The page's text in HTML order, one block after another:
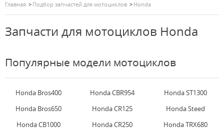
Главная Подбор запчастей для мотоциклов Honda
Запчасти для мотоциклов Honda
Популярные модели мотоциклов
Honda Bros400
Honda Bros650
Honda CB1000
Honda CBR954
Honda CR125
Honda CR250
Honda ST1300
Honda Steed
Honda TRX680